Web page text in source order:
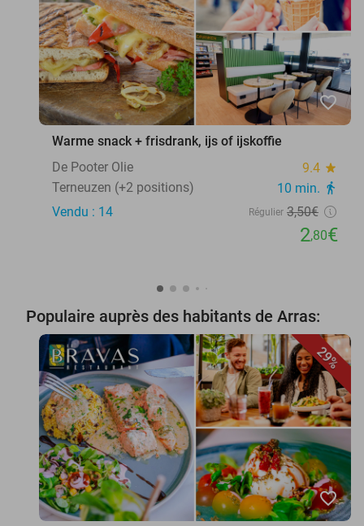
favorite_border
Warme snack + frisdrank, ijs of ijskoffie
De Pooter Olie
9.4 star
Terneuzen (+2 positions) 10 min. directions_walk
Vendu : 14 Régulier 3,50€
2,80€
Populaire auprès des habitants de Arras:
29%
favorite_border